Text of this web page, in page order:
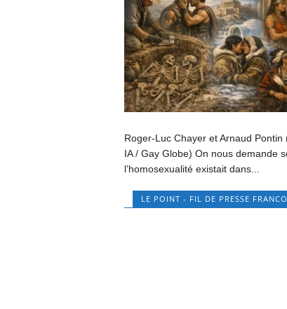
Roger-Luc Chayer et Arnaud Pontin
IA / Gay Globe) On nous demande
l’homosexualité existait dans...
LE POINT - FIL DE PRESSE